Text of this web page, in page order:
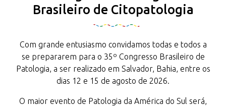
Brasileiro de Citopatologia
Com grande entusiasmo convidamos todas e todos a
se prepararem para o 35º Congresso Brasileiro de
Patologia, a ser realizado em Salvador, Bahia, entre os
dias 12 e 15 de agosto de 2026.
O maior evento de Patologia da América do Sul será,